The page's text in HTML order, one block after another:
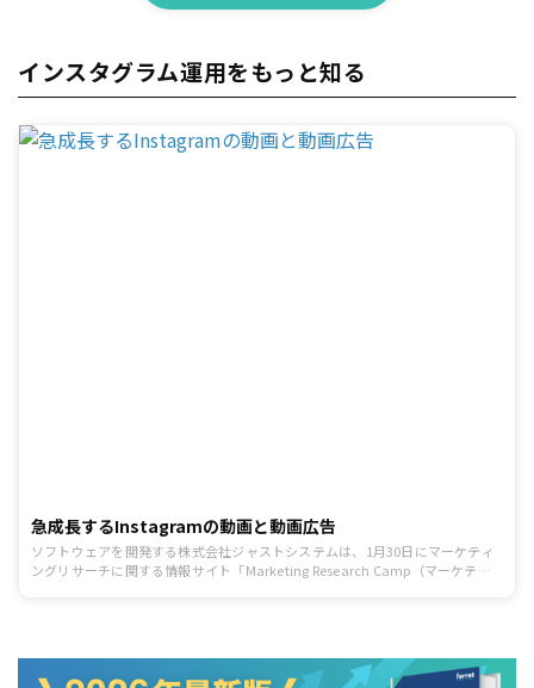
インスタグラム運用をもっと知る
急成長するInstagramの動画と動画広告
ソフトウェアを開発する株式会社ジャストシステムは、1月30日にマーケティ
ングリサーチに関する情報サイト「Marketing Research Camp（マーケティ